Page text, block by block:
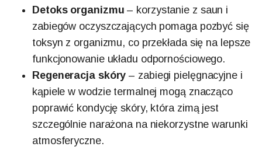
Detoks organizmu – korzystanie z saun i
zabiegów oczyszczających pomaga pozbyć się
toksyn z organizmu, co przekłada się na lepsze
funkcjonowanie układu odpornościowego.
Regeneracja skóry – zabiegi pielęgnacyjne i
kąpiele w wodzie termalnej mogą znacząco
poprawić kondycję skóry, która zimą jest
szczególnie narażona na niekorzystne warunki
atmosferyczne.